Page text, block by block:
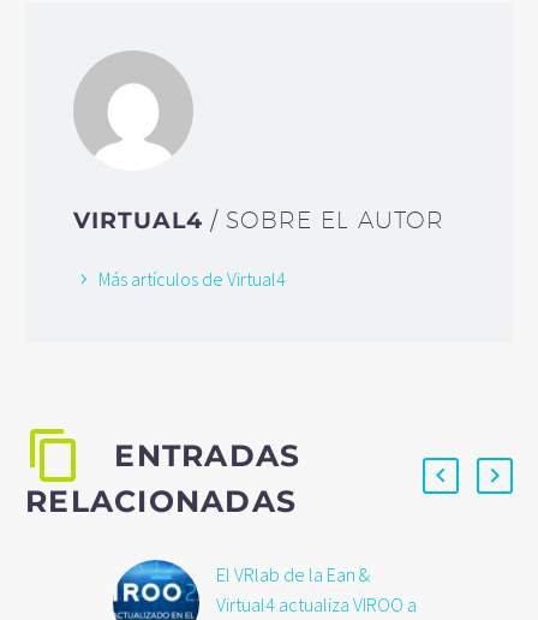
VIRTUAL4 / SOBRE EL AUTOR
Más artículos de Virtual4
ENTRADAS
RELACIONADAS
El VRlab de la Ean &
Virtual4 actualiza VIROO a